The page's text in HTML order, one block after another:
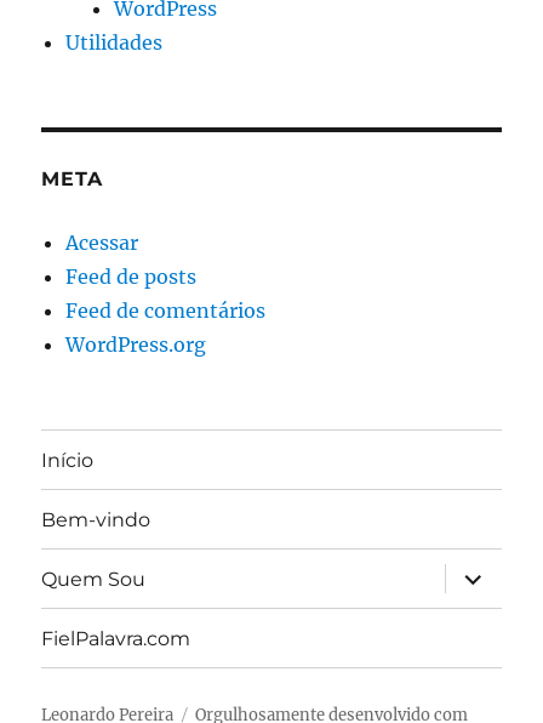
WordPress
Utilidades
META
Acessar
Feed de posts
Feed de comentários
WordPress.org
Início
Bem-vindo
Quem Sou
expandir
FielPalavra.com
Leonardo Pereira Orgulhosamente desenvolvido com